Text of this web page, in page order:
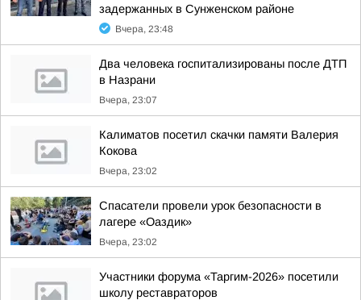
задержанных в Сунженском районе
Вчера, 23:48
Два человека госпитализированы после ДТП
в Назрани
Вчера, 23:07
Калиматов посетил скачки памяти Валерия
Кокова
Вчера, 23:02
Спасатели провели урок безопасности в
лагере «Оаздик»
Вчера, 23:02
Участники форума «Таргим-2026» посетили
школу реставраторов